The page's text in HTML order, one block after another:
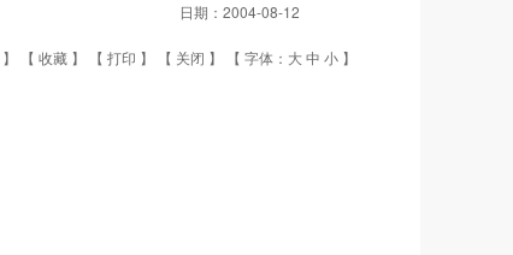
日期： 2004-08-12
】 【 收藏 】 【 打印 】 【 关闭 】 【 字体： 大中 小 】